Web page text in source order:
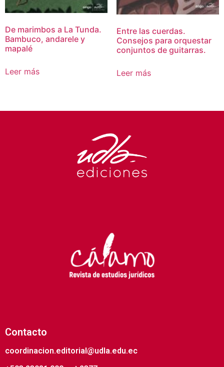
De marimbos a La Tunda.
Bambuco, andarele y
mapalé
Leer más
Entre las cuerdas.
Consejos para orquestar
conjuntos de guitarras.
Leer más
Contacto
coordinacion.editorial@udla.edu.ec